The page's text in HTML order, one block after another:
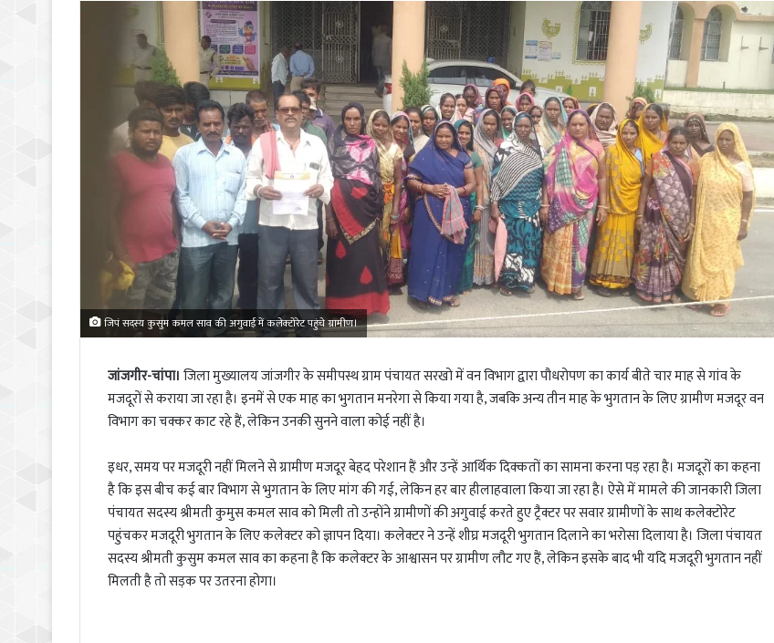
जिपं सदस्य कुसुम कमल साव की अगुवाई में कलेक्टोरेट पहुंचे ग्रामीण।
जांजगीर-चांपा। जिला मुख्यालय जांजगीर के समीपस्थ ग्राम पंचायत सरखो में वन विभाग द्वारा पौधरोपण का कार्य बीते चार माह से गांव के
मजदूरों से कराया जा रहा है। इनमें से एक माह का भुगतान मनरेगा से किया गया है, जबकि अन्य तीन माह के भुगतान के लिए ग्रामीण मजदूर वन
विभाग का चक्कर काट रहे हैं, लेकिन उनकी सुनने वाला कोई नहीं है।
इधर, समय पर मजदूरी नहीं मिलने से ग्रामीण मजदूर बेहद परेशान हैं और उन्हें आर्थिक दिक्कतों का सामना करना पड़ रहा है। मजदूरों का कहना
है कि इस बीच कई बार विभाग से भुगतान के लिए मांग की गई, लेकिन हर बार हीलाहवाला किया जा रहा है। ऐसे में मामले की जानकारी जिला
पंचायत सदस्य श्रीमती कुमुस कमल साव को मिली तो उन्होंने ग्रामीणों की अगुवाई करते हुए ट्रैक्टर पर सवार ग्रामीणों के साथ कलेक्टोरेट
पहुंचकर मजदूरी भुगतान के लिए कलेक्टर को ज्ञापन दिया। कलेक्टर ने उन्हें शीघ्र मजदूरी भुगतान दिलाने का भरोसा दिलाया है। जिला पंचायत
सदस्य श्रीमती कुसुम कमल साव का कहना है कि कलेक्टर के आश्वासन पर ग्रामीण लौट गए हैं, लेकिन इसके बाद भी यदि मजदूरी भुगतान नहीं
मिलती है तो सड़क पर उतरना होगा।